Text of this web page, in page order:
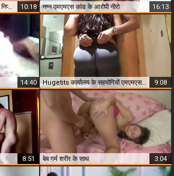
पंजाबी लड़की करिश्मा निकल जाता है की निप्पल चूसने के लिए 10:18 नग्न एमएमएस कांड के आरोपी नीरो 16:13
14:40 Hugetits कार्यालय के सहयोगियों एमएमएस लीक 9:08
8:51 बेब गर्म शरीर के साथ 3:04